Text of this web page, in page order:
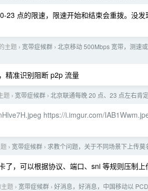
23 点的限速，限速开始和结束会重拨。没
主题 › 宽带症候群 › 北京移动 500Mbps 宽带，测速
精准识别阻断 p2p 流量
题 › 宽带症候群 › 北京联通每晚 20 点、23 点左右肯
https://i.imgur.com/
› 宽带症候群 › 求教个问题，关于不同场景下上传
了，可以根据协议、端口、sni 等规则压制
题 › 宽带症候群 › 好消息，好消息，中国移动以